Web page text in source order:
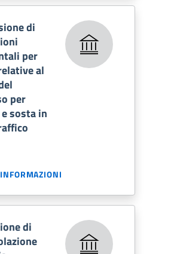
di
per
al
per
sosta in
di